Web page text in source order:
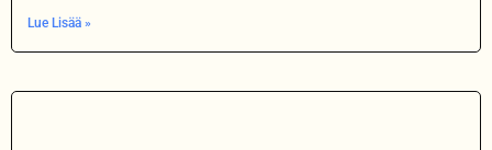
Lue Lisää »